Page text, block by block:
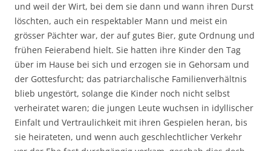
und weil der Wirt, bei dem sie dann und wann ihren Durst
löschten, auch ein respektabler Mann und meist ein
grösser Pächter war, der auf gutes Bier, gute Ordnung und
frühen Feierabend hielt. Sie hatten ihre Kinder den Tag
über im Hause bei sich und erzogen sie in Gehorsam und
der Gottesfurcht; das patriarchalische Familienverhältnis
blieb ungestört, solange die Kinder noch nicht selbst
verheiratet waren; die jungen Leute wuchsen in idyllischer
Einfalt und Vertraulichkeit mit ihren Gespielen heran, bis
sie heirateten, und wenn auch geschlechtlicher Verkehr